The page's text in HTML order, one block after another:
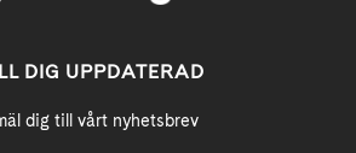
DIG UPPDATERAD
dig till vårt nyhetsbrev